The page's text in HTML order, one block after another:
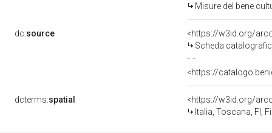
Misure del bene
dc:source
<https://w3id.org/
Scheda
<https://
dcterms:spatial
<https://w3id.org/
Italia, Toscana, FI,